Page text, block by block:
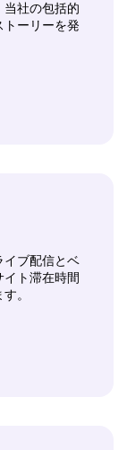
社の包括的
トーリーを発
イブ配信とベ
ト滞在時間
。